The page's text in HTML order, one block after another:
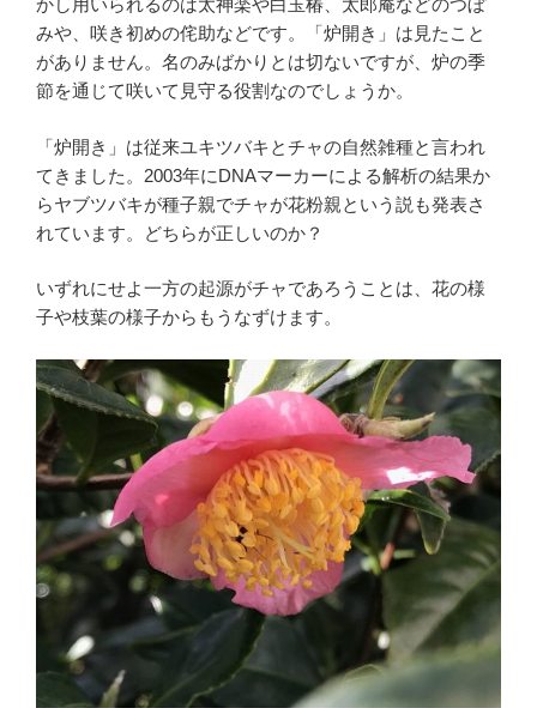
かし用いられるのは太神楽や白玉椿、太郎庵などのつぼ
みや、咲き初めの侘助などです。「炉開き」は見たこと
がありません。名のみばかりとは切ないですが、炉の季
節を通じて咲いて見守る役割なのでしょうか。
「炉開き」は従来ユキツバキとチャの自然雑種と言われ
てきました。2003年にDNAマーカーによる解析の結果か
らヤブツバキが種子親でチャが花粉親という説も発表さ
れています。どちらが正しいのか？
いずれにせよ一方の起源がチャであろうことは、花の様
子や枝葉の様子からもうなずけます。